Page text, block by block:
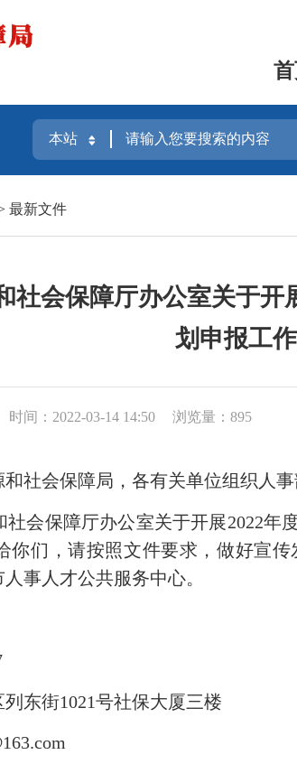
最新文件
社会保障厅办公室关于
划申报工
时间：2022-03-14 14:50 浏览量：895
会保障局，各有关单位组织人事
保障厅办公室关于开展2022年
你们，请按照文件要求，做好宣
事人才公共服务中心。
街1021号社保大厦三楼